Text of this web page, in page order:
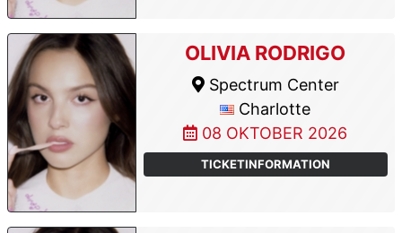
OLIVIA RODRIGO
Spectrum Center
Charlotte
08 OKTOBER 2026
TICKETINFORMATION